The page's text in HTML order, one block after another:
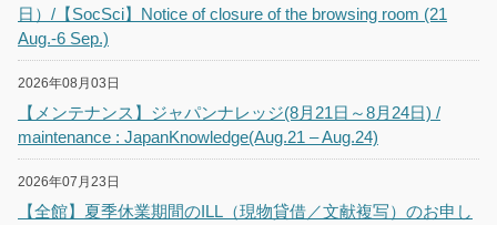
日）/【SocSci】Notice of closure of the browsing room (21
Aug.-6 Sep.)
2026年08月03日
【メンテナンス】ジャパンナレッジ(8月21日～8月24日) /
maintenance : JapanKnowledge(Aug.21 – Aug.24)
2026年07月23日
【全館】夏季休業期間のILL（現物貸借／文献複写）のお申し